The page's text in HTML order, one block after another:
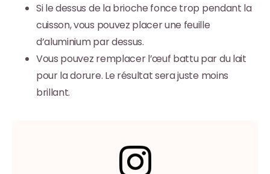
Si le dessus de la brioche fonce trop pendant la
cuisson, vous pouvez placer une feuille
d’aluminium par dessus.
Vous pouvez remplacer l’œuf battu par du lait
pour la dorure. Le résultat sera juste moins
brillant.